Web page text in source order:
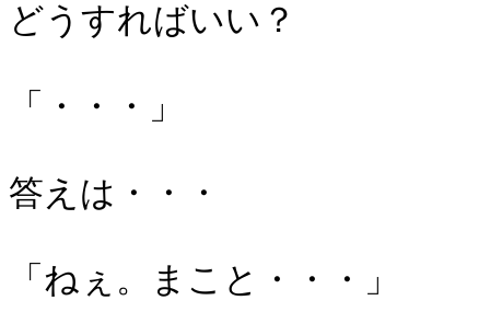
どうすればいい？
「・・・」
答えは・・・
「ねぇ。まこと・・・」